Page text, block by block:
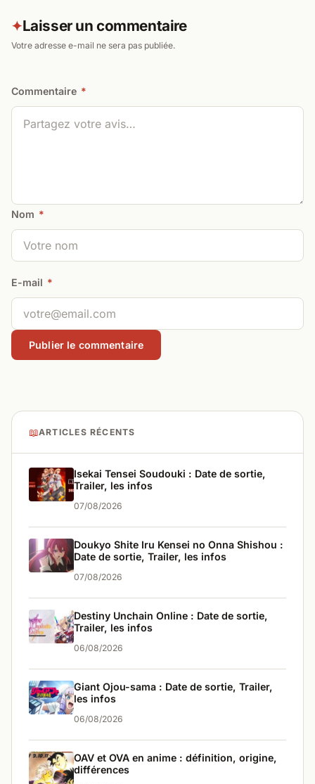
✦Laisser un commentaire
Votre adresse e-mail ne sera pas publiée.
Commentaire *
Nom *
E-mail *
📖ARTICLES RÉCENTS
Isekai Tensei Soudouki : Date de sortie,
Trailer, les infos
07/08/2026
Doukyo Shite Iru Kensei no Onna Shishou :
Date de sortie, Trailer, les infos
07/08/2026
Destiny Unchain Online : Date de sortie,
Trailer, les infos
06/08/2026
Giant Ojou-sama : Date de sortie, Trailer,
les infos
06/08/2026
OAV et OVA en anime : définition, origine,
différences